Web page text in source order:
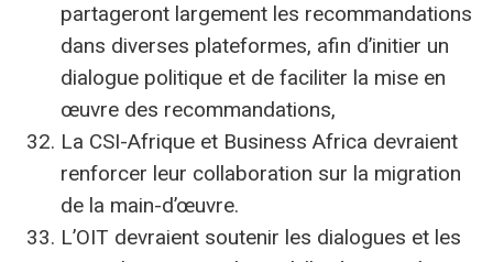
partageront largement les recommandations
dans diverses plateformes, afin d’initier un
dialogue politique et de faciliter la mise en
œuvre des recommandations,
La CSI-Afrique et Business Africa devraient
renforcer leur collaboration sur la migration
de la main-d’œuvre.
L’OIT devraient soutenir les dialogues et les